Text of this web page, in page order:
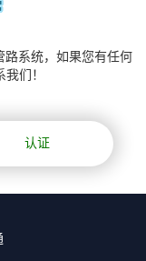
路系统，如果您有任何
们！
认证